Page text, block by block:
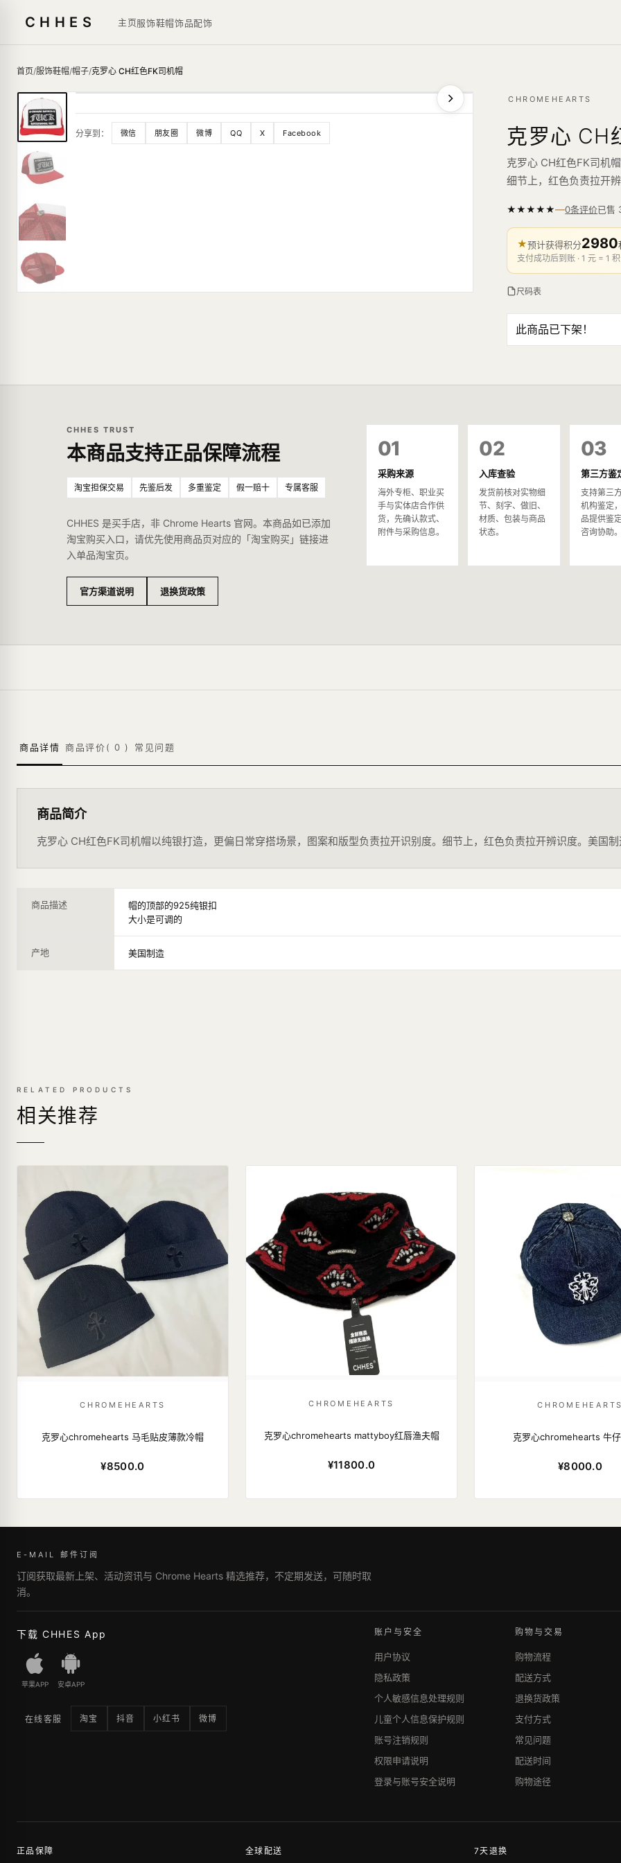
CHHES 主页服饰鞋帽饰品配饰
首页/服饰鞋帽/帽子/克罗心 CH红色FK司机帽
分享到： 微信 朋友圈 微博 QQ X Facebook
CHROMEHEARTS
克罗心 CH
克罗心 CH红色FK司机
细节上，红色负责拉开
★★★★★—0条评价已售
★预计获得积分2980
支付成功后到账 · 1 元 = 1
尺码表
此商品已下架！
CHHES TRUST
本商品支持正品保障流程
淘宝担保交易 先鉴后发 多重鉴定 假一赔十 专属客服
CHHES 是买手店，非 Chrome Hearts 官网。本商品如已添加
淘宝购买入口，请优先使用商品页对应的「淘宝购买」链接进
入单品淘宝页。
官方渠道说明 退换货政策
01
采购来源
海外专柜、职业买
手与实体店合作供
货，先确认款式、
附件与采购信息。
02
入库查验
发货前核对实物细
节、刻字、做旧、
材质、包装与商品
状态。
03
第三方鉴
支持第三
机构鉴定
品提供鉴
咨询协助
商品详情 商品评价( 0 ) 常见问题
商品简介
克罗心 CH红色FK司机帽以纯银打造，更偏日常穿搭场景，图案和版型负责拉开识别度。细节上，红色负责拉开辨识度。美国
商品描述
帽的顶部的925纯银扣
大小是可调的
产地 美国制造
RELATED PRODUCTS
相关推荐
CHROMEHEARTS
克罗心chromehearts 马毛贴皮薄款冷帽
¥8500.0
CHROMEHEARTS
克罗心chromehearts mattyboy红唇渔夫帽
¥11800.0
克罗心chromehearts 牛
¥8000.0
E-MAIL 邮件订阅
订阅获取最新上架、活动资讯与 Chrome Hearts 精选推荐，不定期发送，可随时取
消。
下载 CHHES App
苹果APP 安卓APP
在线客服 淘宝 抖音 小红书 微博
账户与安全
用户协议
隐私政策
个人敏感信息处理规则
儿童个人信息保护规则
账号注销规则
权限申请说明
登录与账号安全说明
购物与交易
购物流程
配送方式
退换货政策
支付方式
常见问题
配送时间
购物途径
正品保障 全球配送 7天退换